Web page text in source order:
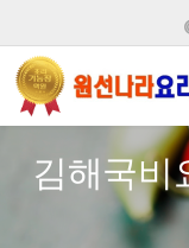
김해국비